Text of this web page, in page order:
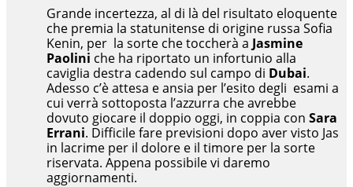
Grande incertezza, al di là del risultato eloquente
che premia la statunitense di origine russa Sofia
Kenin, per la sorte che toccherà a Jasmine
Paolini che ha riportato un infortunio alla
caviglia destra cadendo sul campo di Dubai.
Adesso c’è attesa e ansia per l’esito degli esami a
cui verrà sottoposta l’azzurra che avrebbe
dovuto giocare il doppio oggi, in coppia con Sara
Errani. Difficile fare previsioni dopo aver visto Jas
in lacrime per il dolore e il timore per la sorte
riservata. Appena possibile vi daremo
aggiornamenti.